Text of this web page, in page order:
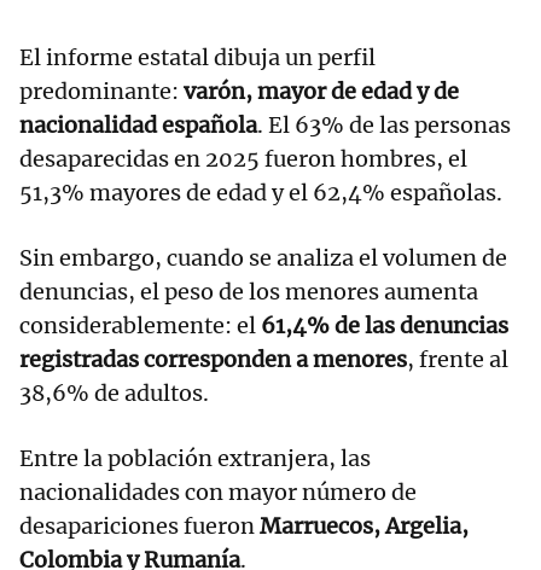
El informe estatal dibuja un perfil
predominante: varón, mayor de edad y de
nacionalidad española. El 63% de las personas
desaparecidas en 2025 fueron hombres, el
51,3% mayores de edad y el 62,4% españolas.
Sin embargo, cuando se analiza el volumen de
denuncias, el peso de los menores aumenta
considerablemente: el 61,4% de las denuncias
registradas corresponden a menores, frente al
38,6% de adultos.
Entre la población extranjera, las
nacionalidades con mayor número de
desapariciones fueronMarruecos, Argelia,
Colombia y Rumanía.